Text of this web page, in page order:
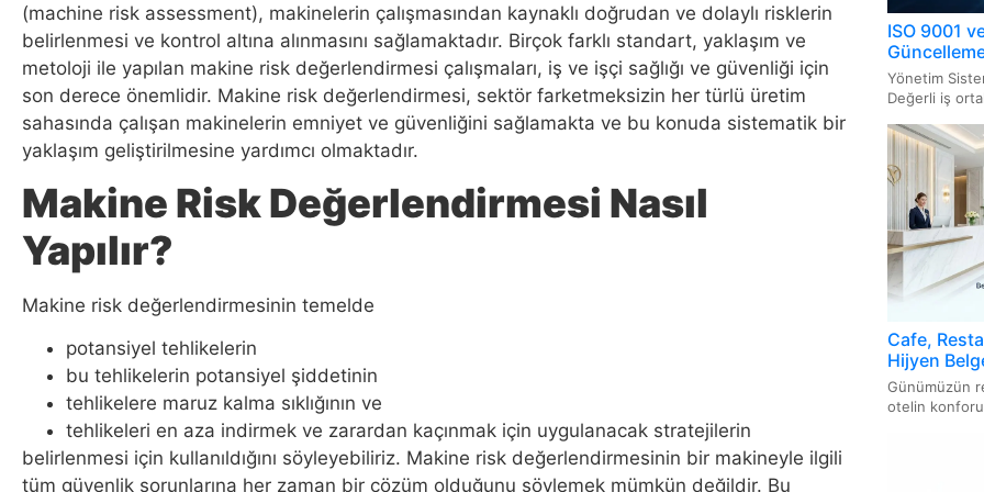
(machine risk assessment), makinelerin çalışmasından kaynaklı doğrudan ve dolaylı risklerin
belirlenmesi ve kontrol altına alınmasını sağlamaktadır. Birçok farklı standart, yaklaşım ve
metoloji ile yapılan makine risk değerlendirmesi çalışmaları, iş ve işçi sağlığı ve güvenliği için
son derece önemlidir. Makine risk değerlendirmesi, sektör farketmeksizin her türlü üretim
sahasında çalışan makinelerin emniyet ve güvenliğini sağlamakta ve bu konuda sistematik bir
yaklaşım geliştirilmesine yardımcı olmaktadır.
Makine Risk Değerlendirmesi Nasıl
Yapılır?
Makine risk değerlendirmesinin temelde
potansiyel tehlikelerin
bu tehlikelerin potansiyel şiddetinin
tehlikelere maruz kalma sıklığının ve
tehlikeleri en aza indirmek ve zarardan kaçınmak için uygulanacak stratejilerin
belirlenmesi için kullanıldığını söyleyebiliriz. Makine risk değerlendirmesinin bir makineyle ilgili
tüm güvenlik sorunlarına her zaman bir çözüm olduğunu söylemek mümkün değildir. Bu
ISO/
ISO
ISO
ISO
ISO
ISO
AQAP
FCC
CPSC
İyi
Yapı
Gaz
IFS
İyi
(Non-
ISO 9001
Yönetim
Değerli iş
Cafe,
Hijyen
Günümüzün
otelin